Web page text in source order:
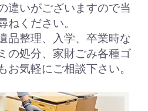
違いがございますので当
ねください。
品整理、入学、卒業時な
の処分、家財ごみ各種ゴ
お気軽にご相談下さい。